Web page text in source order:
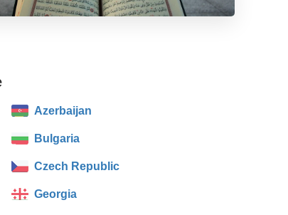
Azerbaijan
Bulgaria
Czech Republic
Georgia